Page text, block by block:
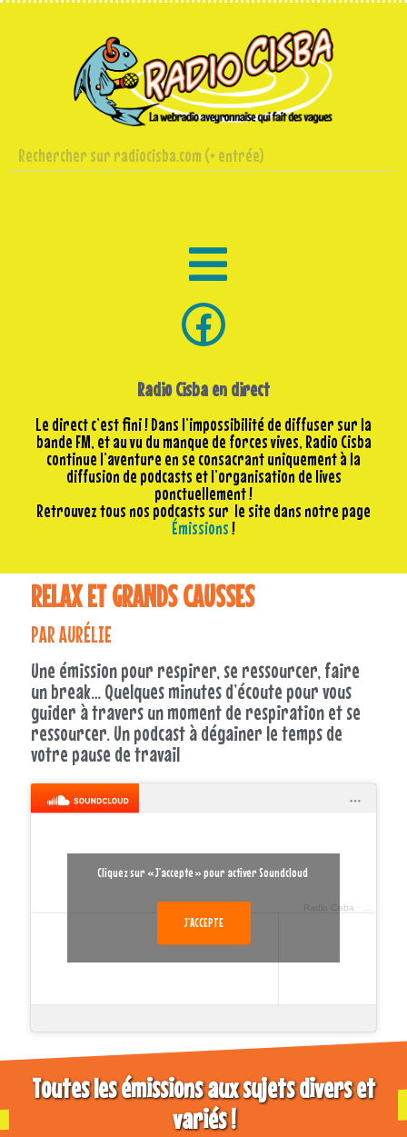
Radio Cisba en direct
Le direct c’est fini ! Dans l’impossibilité de diffuser sur la
bande FM, et au vu du manque de forces vives, Radio Cisba
continue l’aventure en se consacrant uniquement à la
diffusion de podcasts et l’organisation de lives
ponctuellement !
Retrouvez tous nos podcasts sur le site dans notre page
Émissions!
RELAX ET GRANDS CAUSSES
PAR AURÉLIE
Une émission pour respirer, se ressourcer, faire
un break… Quelques minutes d’écoute pour vous
guider à travers un moment de respiration et se
ressourcer. Un podcast à dégainer le temps de
votre pause de travail
Radio Cisba ·
Cliquez sur « J’accepte » pour activer Soundcloud
J’ACCEPTE
Toutes les émissions aux sujets divers et
variés !